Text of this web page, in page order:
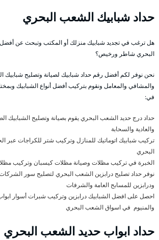
حداد شبابيك الشعب البحري
هل ترغب في تجديد شبابيك منزلك أو المكتب وتبحث عن
البحري شاطر ورخيص؟
نحن نوفر لكم أفضل رقم حداد شبابيك لصيانة وتصليح شبابيك
والمشافي والمعامل ونقوم بتركيب أفضل أنواع الشبابيك
في:
حداد درج حديد الشعب البحري يقوم بصيانة وتصليح الشبابيك
والعادية والسحابة
تركيب شبابيك اتوماتيك للمنازل وتركيب شتر للكراجات عبر
البحري
الخبرة في تركيب مظلات وصيانة مظلات كيسبان وتركيب
نوفر حداد تصليح درابزين الشعب البحري لتصليح سور
ودرابزين للمسابح العامة والشرفات
احصل على افضل الشبابيك درابزين وتركيب شبرات أسوار
والمنيوم في اسواق الشعب البحري
حداد ابواب حديد الشعب البحري